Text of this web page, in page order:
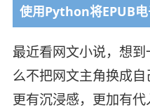
使用Python将EPUB
最近看网文小说，想
么不把网文主角换成
更有沉浸感，更加有